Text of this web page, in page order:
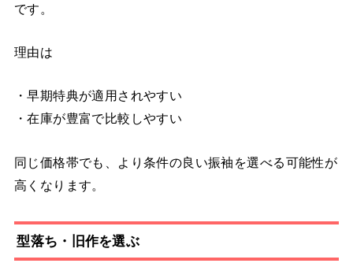
です。
理由は
・早期特典が適用されやすい
・在庫が豊富で比較しやすい
同じ価格帯でも、より条件の良い振袖を選べる可能性が
高くなります。
型落ち・旧作を選ぶ